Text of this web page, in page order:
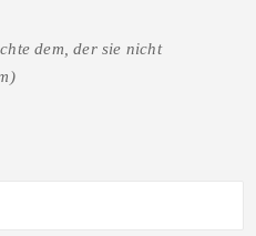
dem, der sie nicht